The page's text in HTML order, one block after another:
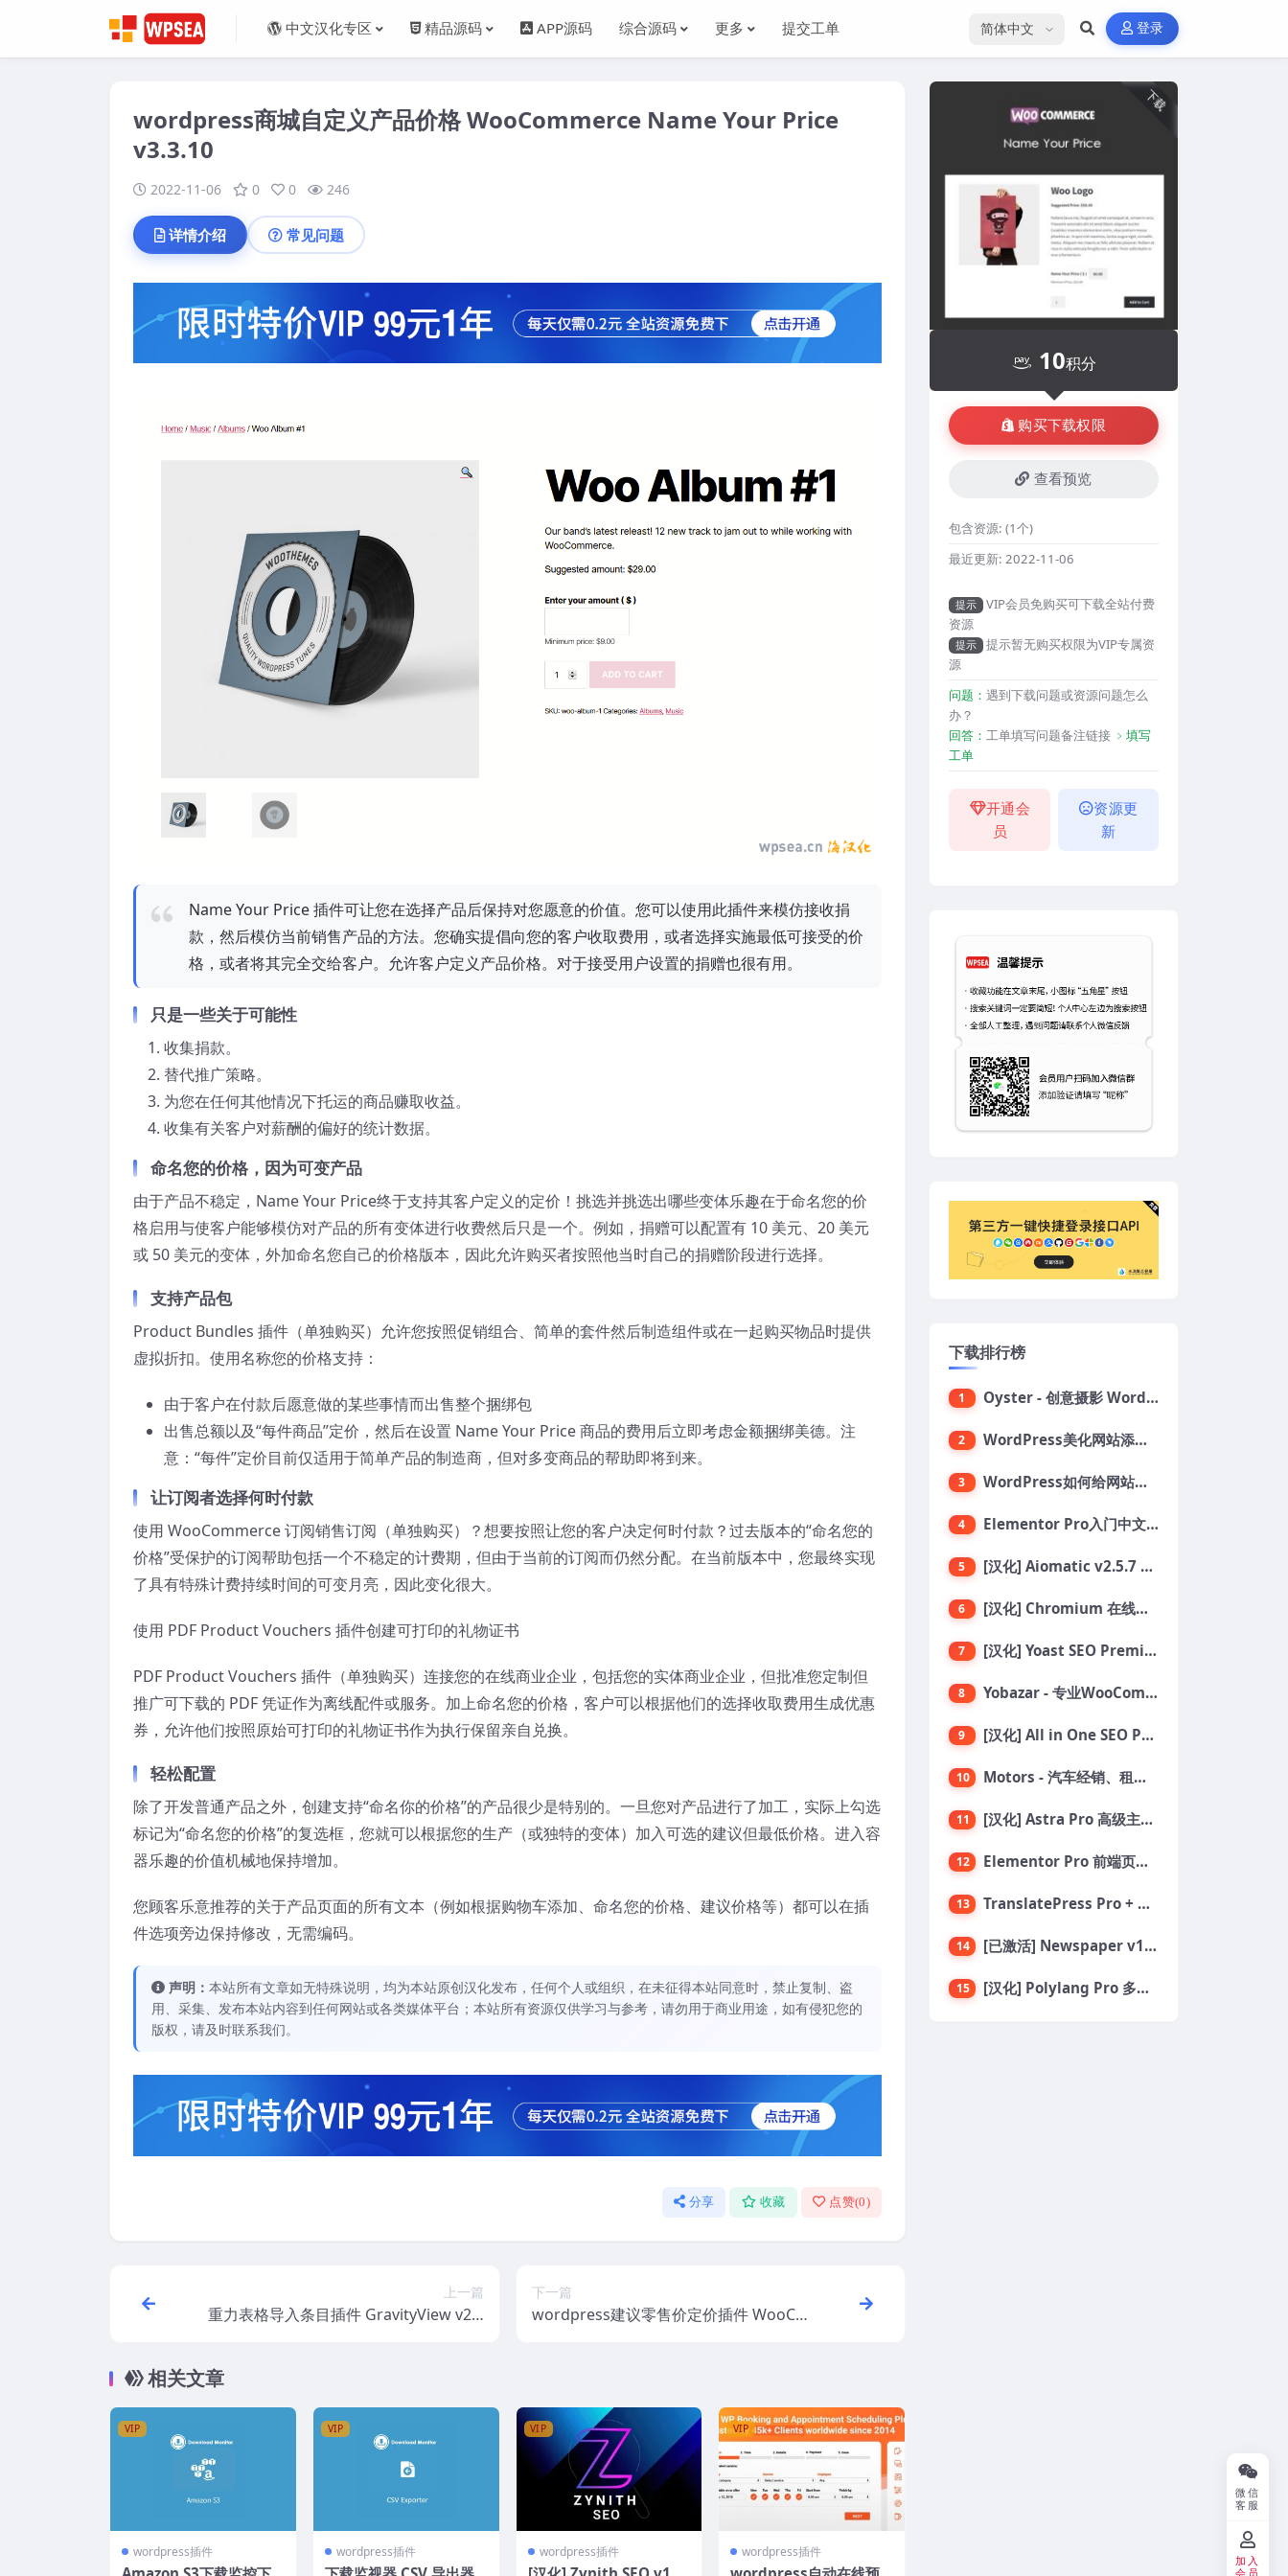
中文汉化专区 精品源码 APP源码 综合源码 更多 提交工单 选择语言 登录
wordpress商城自定义产品价格 WooCommerce Name Your Price
v3.3.10
2022-11-06 0 0 246
详情介绍 常见问题
Name Your Price 插件可让您在选择产品后保持对您愿意的价值。 您可以使用此插件来模仿接收捐
款，然后模仿当前销售产品的方法。 您确实提倡向您的客户收取费用，或者选择实施最低可接受的价
格，或者将其完全交给客户。允许客户定义产品价格。对于接受用户设置的捐赠也很有用。
只是一些关于可能性
收集捐款。
替代推广策略。
为您在任何其他情况下托运的商品赚取收益。
收集有关客户对薪酬的偏好的统计数据。
命名您的价格，因为可变产品
由于产品不稳定，Name Your Price终于支持其客户定义的定价！挑选并挑选出哪些变体乐趣在于命名您的价
格启用与使客户能够模仿对产品的所有变体进行收费然后只是一个。例如，捐赠可以配置有 10 美元、20 美元
或 50 美元的变体，外加命名您自己的价格版本，因此允许购买者按照他当时自己的捐赠阶段进行选择。
支持产品包
Product Bundles 插件（单独购买）允许您按照促销组合、简单的套件然后制造组件或在一起购买物品时提供
虚拟折扣。使用名称您的价格支持：
由于客户在付款后愿意做的某些事情而出售整个捆绑包
出售总额以及“每件商品”定价，然后在设置 Name Your Price 商品的费用后立即考虑金额捆绑美德。注
意：“每件”定价目前仅适用于简单产品的制造商，但对多变商品的帮助即将到来。
让订阅者选择何时付款
使用 WooCommerce 订阅销售订阅（单独购买）？想要按照让您的客户决定何时付款？过去版本的“命名您的
价格”受保护的订阅帮助包括一个不稳定的计费期，但由于当前的订阅而仍然分配。在当前版本中，您最终实现
了具有特殊计费持续时间的可变月亮，因此变化很大。
使用 PDF Product Vouchers 插件创建可打印的礼物证书
PDF Product Vouchers 插件（单独购买）连接您的在线商业企业，包括您的实体商业企业，但批准您定制但
推广可下载的 PDF 凭证作为离线配件或服务。加上命名您的价格，客户可以根据他们的选择收取费用生成优惠
券，允许他们按照原始可打印的礼物证书作为执行保留亲自兑换。
轻松配置
除了开发普通产品之外，创建支持“命名你的价格”的产品很少是特别的。一旦您对产品进行了加工，实际上勾选
标记为“命名您的价格”的复选框，您就可以根据您的生产（或独特的变体）加入可选的建议但最低价格。进入容
器乐趣的价值机械地保持增加。
您顾客乐意推荐的关于产品页面的所有文本（例如根据购物车添加、命名您的价格、建议价格等）都可以在插
件选项旁边保持修改，无需编码。
声明： 本站所有文章如无特殊说明，均为本站原创汉化发布，任何个人或组织，在未征得本站同意时，禁止复制、盗
用、采集、发布本站内容到任何网站或各类媒体平台；本站所有资源仅供学习与参考，请勿用于商业用途，如有侵犯您的
版权，请及时联系我们。
分享 收藏 点赞(0)
上一篇
重力表格导入条目插件 GravityView v2.4
下一篇
wordpress建议零售价定价插件 WooCo
相关文章
VIP
wordpress插件
VIP
wordpress插件
VIP
wordpress插件
VIP
wordpress插件
下载
10积分
购买下载权限
查看预览
包含资源: (1个)
最近更新: 2022-11-06
提示
VIP会员免购买可下载全站付费
资源
提示
提示暂无购买权限为VIP专属资
源
问题： 遇到下载问题或资源问题怎么
办？
回答： 工单填写问题备注链接 ﹥填写
工单
开通会
员
资源更
新
下载排行榜
1 Oyster - 创意摄影 WordPress 主题
2 WordPress美化网站添加鼠标点击烟花绽放效果代码
3 WordPress如何给网站添加自定义鼠标指针
4 Elementor Pro入门中文教程：设计构建和发布网站
5 [汉化] Aiomatic v2.5.7 自动AI内容编写器和编辑器GPT-3和GPT-4等AI工具包
6 [汉化] Chromium 在线汽车配件商店 WooCommerce 主题 v1.3.28
7 [汉化] Yoast SEO Premium 搜索引擎SEO优化插件+全套扩展附件
8 Yobazar - 专业WooCommerce WordPress主题，助力在线商店
9 [汉化] All in One SEO PRO v4.6.2 搜索引擎SEO优化WordPress插件
10 Motors - 汽车经销、租赁与分类列表 WordPress 主题
11 [汉化] Astra Pro 高级主题模块页面扩展插件 v4.11.6
12 Elementor Pro 前端页面编辑构建器插件
13 TranslatePress Pro + Business 多语言网站翻译插件
14 [已激活] Newspaper v12.7.1 最流行的新闻/博客主题
15 [汉化] Polylang Pro 多语言网站翻译插件 v3.2.8
微信
客服
加入
会员